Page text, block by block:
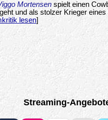
Mortensen spielt einen
und als stolzer Krieger eines
lesen]
Streaming-